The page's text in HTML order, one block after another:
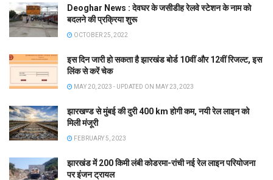
Deoghar News : देवघर के जसीडीह रेलवे स्टेशन के नाम को
बदलने की प्रक्रिया शुरू
OCTOBER 25, 2022
इस दिन जारी हो सकता है झारखंड बोर्ड 10वीं और 12वीं रिजल्ट, इस
लिंक से करें चेक
MAY 20, 2023 - UPDATED ON MAY 23, 2023
झारखण्ड से मुंबई की दुरी 400 km होगी कम, नयी रेल लाइन को
मिली मंजूरी
FEBRUARY 5, 2023
झारखंड में 200 किमी लंबी कोडरमा-रांची नई रेल लाइन परियोजना
पर इंजन ट्रायल